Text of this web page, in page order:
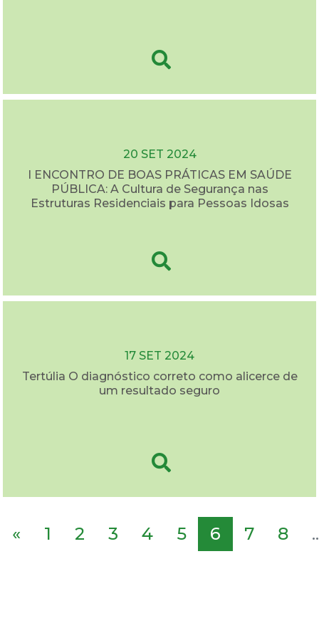
20 SET 2024
I ENCONTRO DE BOAS PRÁTICAS EM SAÚDE
PÚBLICA: A Cultura de Segurança nas
Estruturas Residenciais para Pessoas Idosas
17 SET 2024
Tertúlia O diagnóstico correto como alicerce de
um resultado seguro
« 1 2 3 4 5 6 7 8